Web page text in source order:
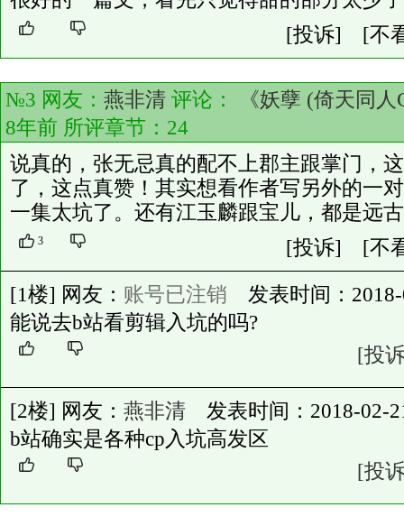
[投诉]
[不
№3 网友： 燕非清 评论：
《妖孽 (倚天同
8年前 所评章节： 24
说真的，张无忌真的配不上郡主跟掌门，
了，这点真赞！其实想看作者写另外的一
一集太坑了。还有江玉麟跟宝儿，都是远
3 [投诉] [不
[1楼] 网友： 账号已注销 发表时间：2018-
能说去b站看剪辑入坑的吗?
[投
[2楼] 网友： 燕非清 发表时间：2018-02-
b站确实是各种cp入坑高发区
[投